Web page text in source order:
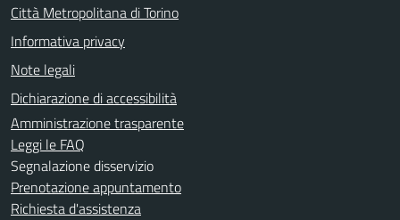
Città Metropolitana di Torino
Informativa privacy
Note legali
Dichiarazione di accessibilità
Amministrazione trasparente
Leggi le FAQ
Segnalazione disservizio
Prenotazione appuntamento
Richiesta d'assistenza